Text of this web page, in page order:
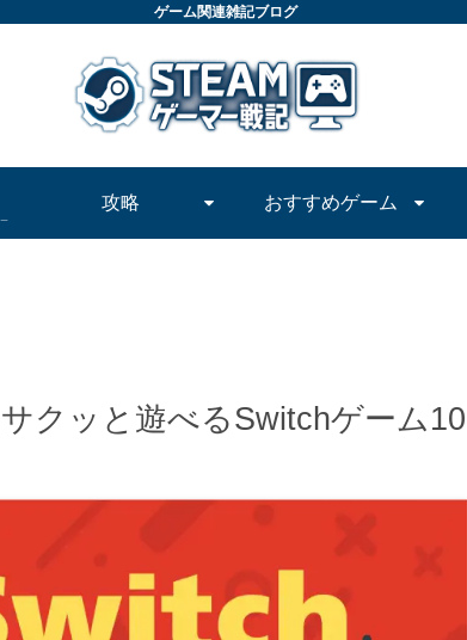
ゲーム関連雑記ブログ
攻略 おすすめゲーム
クッと遊べるSwitchゲーム10